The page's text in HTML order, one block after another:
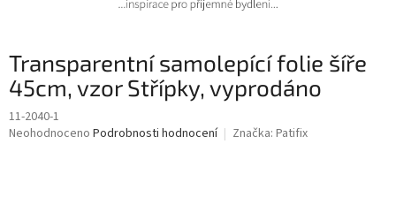
Transparentní samolepící folie šíře
45cm, vzor Střípky, vyprodáno
11-2040-1
Průměrné
Neohodnoceno Podrobnosti hodnocení Značka: Patifix